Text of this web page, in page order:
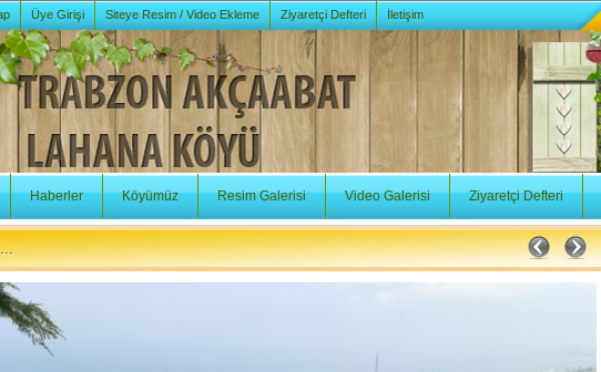
Üye Girişi Siteye Resim / Video Ekleme Ziyaretçi Defteri İletişim
Haberler Köyümüz Resim Galerisi Video Galerisi Ziyaretçi Defteri